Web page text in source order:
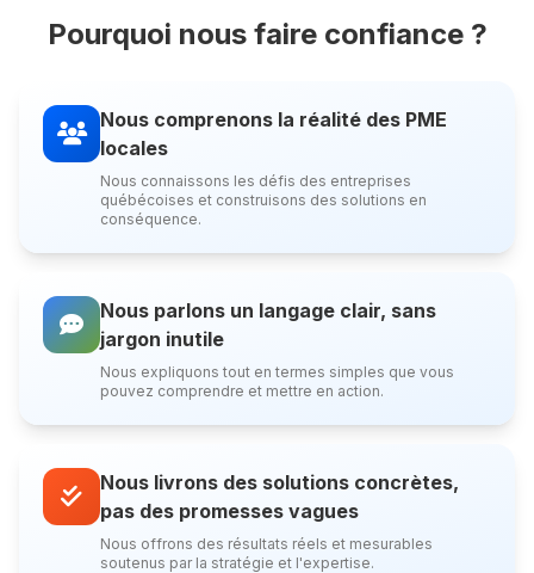
Pourquoi nous faire confiance ?
Nous comprenons la réalité des PME
locales
Nous connaissons les défis des entreprises
québécoises et construisons des solutions en
conséquence.
Nous parlons un langage clair, sans
jargon inutile
Nous expliquons tout en termes simples que vous
pouvez comprendre et mettre en action.
Nous livrons des solutions concrètes,
pas des promesses vagues
Nous offrons des résultats réels et mesurables
soutenus par la stratégie et l'expertise.